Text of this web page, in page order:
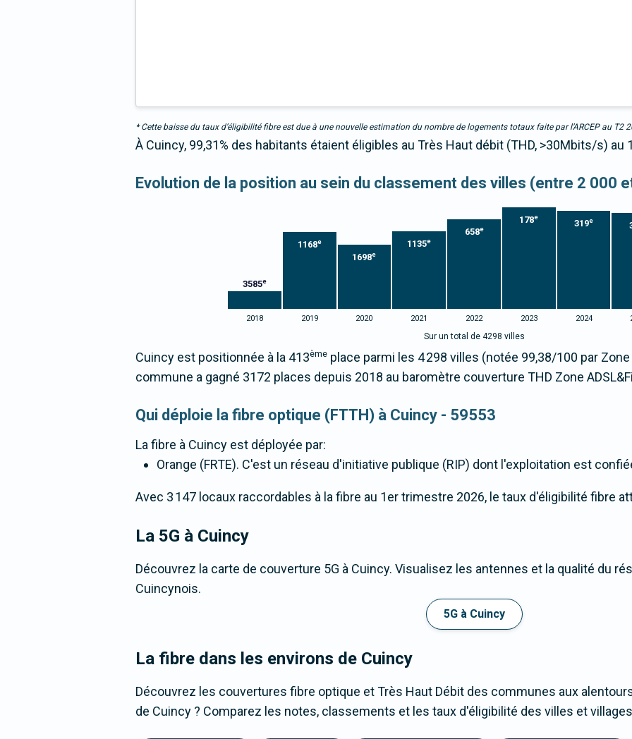
* Cette baisse du taux d’éligibilité fibre est due à une nouvelle estimation du nombre de logements totaux faite par l’ARCEP au T2
À Cuincy, 99,31% des habitants étaient éligibles au Très Haut débit (THD, >30Mbits/s) au
Evolution de la position au sein du classement des villes (entre 2 000
3585e
1168e
1698e
1135e
658e
178e
319e
2018 2019 2020 2021 2022 2023 2024
Sur un total de 4298 villes
Cuincy est positionnée à la 413ème place parmi les 4 298 villes (notée 99,38/100 par
commune a gagné 3172 places depuis 2018 au baromètre couverture THD Zone
Qui déploie la fibre optique (FTTH) à Cuincy - 59553
La fibre à Cuincy est déployée par:
Orange (FRTE). C'est un réseau d'initiative publique (RIP) dont l'exploitation est
Avec 3 147 locaux raccordables à la fibre au 1er trimestre 2026, le taux d'éligibilité fibre
La 5G à Cuincy
Découvrez la carte de couverture 5G à Cuincy. Visualisez les antennes et la qualité du
Cuincynois.
5G à Cuincy
La fibre dans les environs de Cuincy
Découvrez les couvertures fibre optique et Très Haut Débit des communes aux
de Cuincy ? Comparez les notes, classements et les taux d'éligibilité des villes et